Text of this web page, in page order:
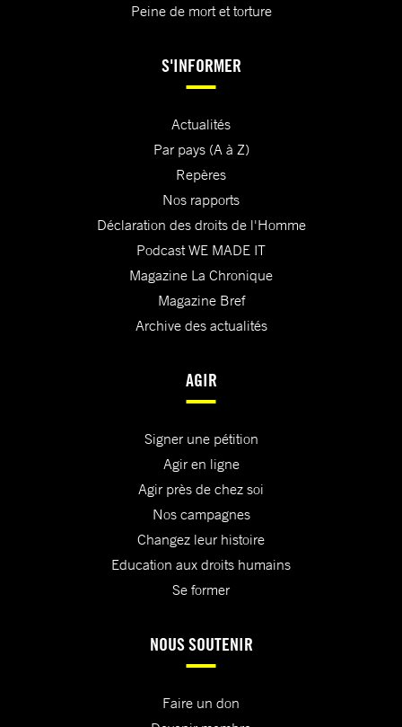
Peine de mort et torture
S'INFORMER
Actualités
Par pays (A à Z)
Repères
Nos rapports
Déclaration des droits de l'Homme
Podcast WE MADE IT
Magazine La Chronique
Magazine Bref
Archive des actualités
AGIR
Signer une pétition
Agir en ligne
Agir près de chez soi
Nos campagnes
Changez leur histoire
Education aux droits humains
Se former
NOUS SOUTENIR
Faire un don